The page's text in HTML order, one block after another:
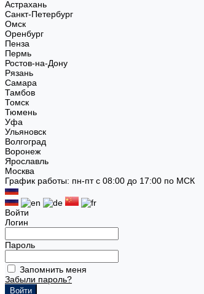
Астрахань
Санкт-Петербург
Омск
Оренбург
Пенза
Пермь
Ростов-на-Дону
Рязань
Самара
Тамбов
Томск
Тюмень
Уфа
Ульяновск
Волгоград
Воронеж
Ярославль
Москва
График работы: пн-пт с 08:00 до 17:00 по МСК
Войти
Логин
Пароль
Запомнить меня
Забыли пароль?